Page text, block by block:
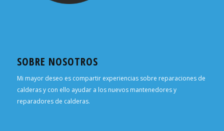
SOBRE NOSOTROS
Mi mayor deseo es compartir experiencias sobre reparaciones de
calderas y con ello ayudar a los nuevos mantenedores y
reparadores de calderas.